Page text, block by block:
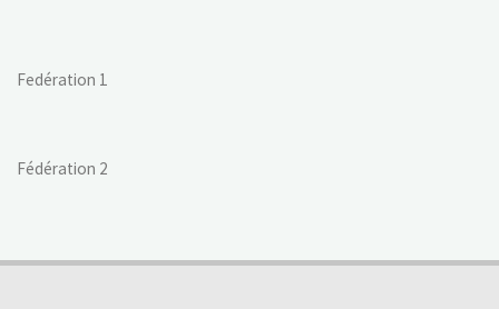
Fedération 1
Fédération 2